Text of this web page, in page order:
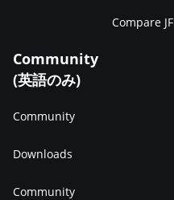
Compare
Community
(英語のみ)
Community
Downloads
Community